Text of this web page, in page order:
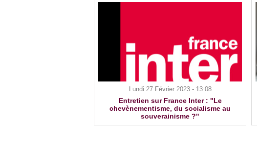
Lundi 27 Février 2023 - 13:08
Entretien sur France Inter : "Le
chevènementisme, du socialisme au
souverainisme ?"